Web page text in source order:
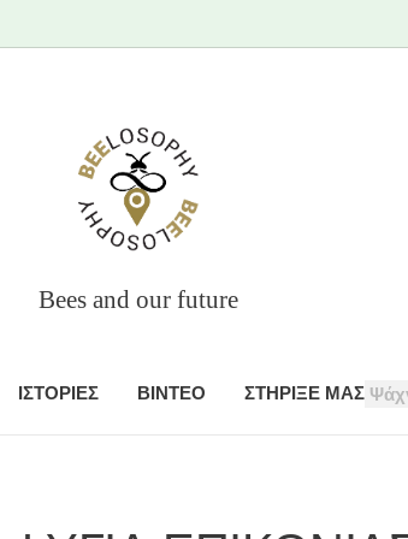
Bees and our future
ΙΣΤΟΡΙΕΣ ΒΙΝΤΕΟ ΣΤΗΡΙΞΕ ΜΑΣ